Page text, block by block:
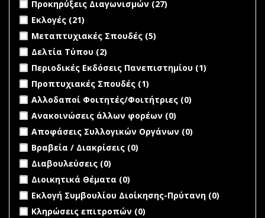
Προκηρύξεις Διαγωνισμών (27)
Apply Εκλογές filter
Εκλογές (21)
Apply Μεταπτυχιακές Σπουδές filter
Μεταπτυχιακές Σπουδές (5)
Apply Δελτία Τύπου filter
Δελτία Τύπου (2)
Apply Περιοδικές Εκδόσεις Πανεπιστημίου filter
Περιοδικές Εκδόσεις Πανεπιστημίου (1)
Apply Προπτυχιακές Σπουδές filter
Προπτυχιακές Σπουδές (1)
undefined
Αλλοδαποί Φοιτητές/Φοιτήτριες (0)
undefined
Ανακοινώσεις άλλων φορέων (0)
undefined
Αποφάσεις Συλλογικών Οργάνων (0)
undefined
Βραβεία / Διακρίσεις (0)
undefined
Διαβουλεύσεις (0)
undefined
Διοικητικά Θέματα (0)
undefined
Εκλογή Συμβουλίου Διοίκησης-Πρύτανη (0)
undefined
Κληρώσεις επιτροπών (0)